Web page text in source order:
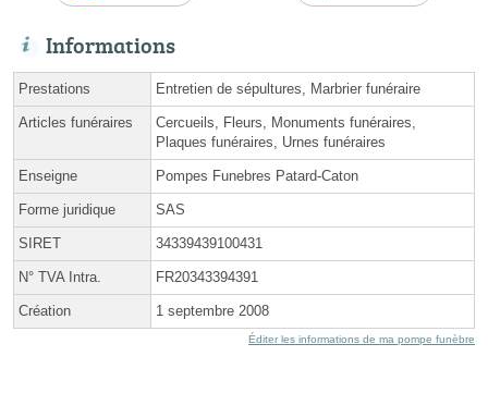
Informations
Prestations Entretien de sépultures, Marbrier funéraire
Articles funéraires
Cercueils, Fleurs, Monuments funéraires,
Plaques funéraires, Urnes funéraires
Enseigne Pompes Funebres Patard-Caton
Forme juridique SAS
SIRET 34339439100431
N° TVA Intra. FR20343394391
Création 1 septembre 2008
Éditer les informations de ma pompe funèbre